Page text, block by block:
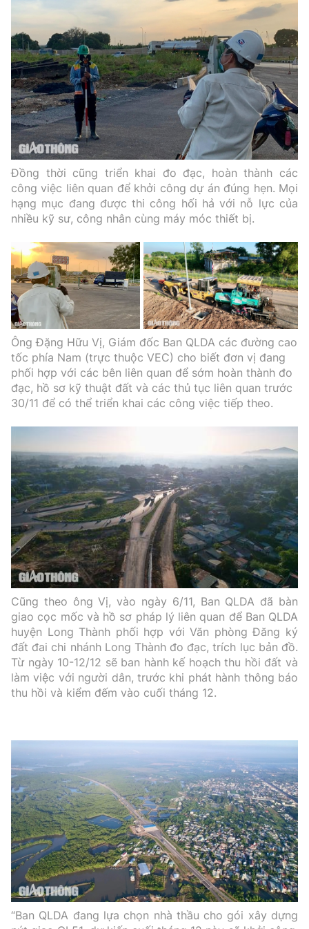
Tổng biên tập: Nguyễn Thị Hồng Nga
Phó Tổng biên tập:
Nguyễn Sơn Tùng,
Nguyễn Đức Thắng, La Đức Hùng
Hotline:
0901 514 799
Quảng cáo và Phát hành:
0915 057 282
Email:bandoc@baoxaydung.vn
Cấm sao chép dưới mọi hình thức nếu không có sự
chấp thuận bằng văn bản.
Thông tin tòa
soạn
Đồng thời cũng triển khai đo đạc, hoàn thành các
công việc liên quan để khởi công dự án đúng hẹn. Mọi
hạng mục đang được thi công hối hả với nỗ lực của
nhiều kỹ sư, công nhân cùng máy móc thiết bị.
Ông Đặng Hữu Vị, Giám đốc Ban QLDA các đường cao
tốc phía Nam (trực thuộc VEC) cho biết đơn vị đang
phối hợp với các bên liên quan để sớm hoàn thành đo
đạc, hồ sơ kỹ thuật đất và các thủ tục liên quan trước
30/11 để có thể triển khai các công việc tiếp theo.
Cũng theo ông Vị, vào ngày 6/11, Ban QLDA đã bàn
giao cọc mốc và hồ sơ pháp lý liên quan để Ban QLDA
huyện Long Thành phối hợp với Văn phòng Đăng ký
đất đai chi nhánh Long Thành đo đạc, trích lục bản đồ.
Từ ngày 10-12/12 sẽ ban hành kế hoạch thu hồi đất và
làm việc với người dân, trước khi phát hành thông báo
thu hồi và kiểm đếm vào cuối tháng 12.
“Ban QLDA đang lựa chọn nhà thầu cho gói xây dựng